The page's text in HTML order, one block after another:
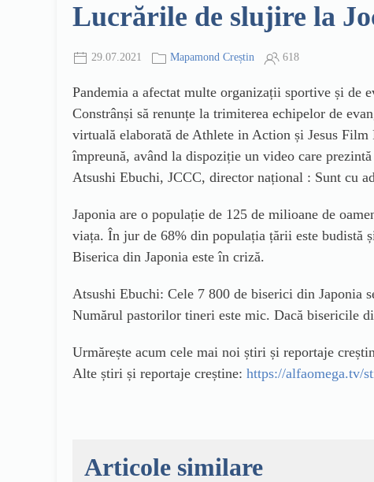
Lucrările de slujire la
29.07.2021 Mapamond Creștin 618
Pandemia a afectat multe organizații sportive și de
Constrânși să renunțe la trimiterea echipelor de
virtuală elaborată de Athlete in Action și Jesus
împreună, având la dispoziție un video care
Atsushi Ebuchi, JCCC, director național : Sunt cu
Japonia are o populație de 125 de milioane de
viața. În jur de 68% din populația țării este budistă
Biserica din Japonia este în criză.
Atsushi Ebuchi: Cele 7 800 de biserici din Japonia
Numărul pastorilor tineri este mic. Dacă bisericile
Urmărește acum cele mai noi știri și reportaje
Alte știri și reportaje creștine: https://alfaomega.tv/
Articole similare